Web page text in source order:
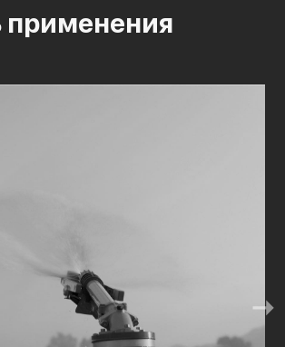
применения